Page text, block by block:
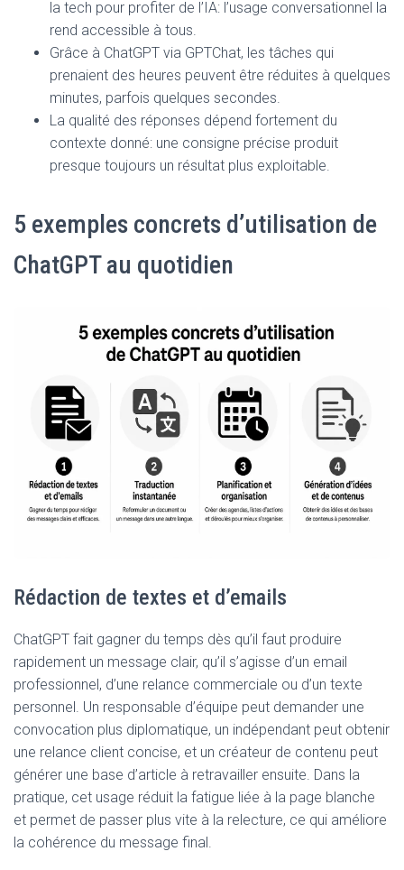
la tech pour profiter de l’IA: l’usage conversationnel la
rend accessible à tous.
Grâce à ChatGPT via GPTChat, les tâches qui
prenaient des heures peuvent être réduites à quelques
minutes, parfois quelques secondes.
La qualité des réponses dépend fortement du
contexte donné: une consigne précise produit
presque toujours un résultat plus exploitable.
5 exemples concrets d’utilisation de
ChatGPT au quotidien
Rédaction de textes et d’emails
ChatGPT fait gagner du temps dès qu’il faut produire
rapidement un message clair, qu’il s’agisse d’un email
professionnel, d’une relance commerciale ou d’un texte
personnel. Un responsable d’équipe peut demander une
convocation plus diplomatique, un indépendant peut obtenir
une relance client concise, et un créateur de contenu peut
générer une base d’article à retravailler ensuite. Dans la
pratique, cet usage réduit la fatigue liée à la page blanche
et permet de passer plus vite à la relecture, ce qui améliore
la cohérence du message final.